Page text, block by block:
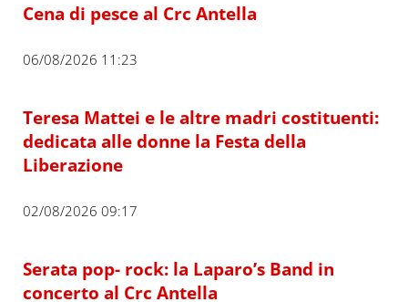
Cena di pesce al Crc Antella
06/08/2026 11:23
Teresa Mattei e le altre madri costituenti:
dedicata alle donne la Festa della
Liberazione
02/08/2026 09:17
Serata pop- rock: la Laparo’s Band in
concerto al Crc Antella